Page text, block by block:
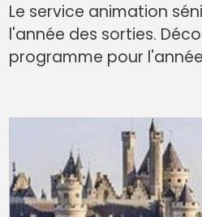
Le service animation
l'année des sorties.
programme pour